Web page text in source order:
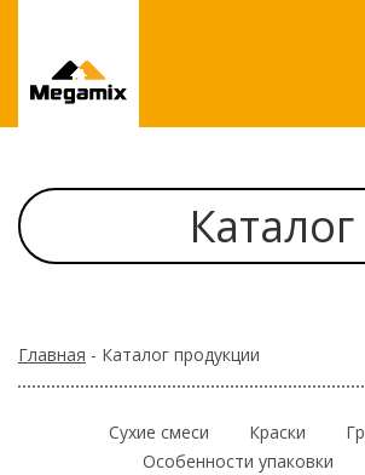
Каталог
Главная - Каталог продукции
Сухие смеси Краски
Особенности упаковки